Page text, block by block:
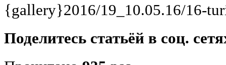
{gallery}2016/19_10.05.16/16-
Поделитесь статьёй в соц.